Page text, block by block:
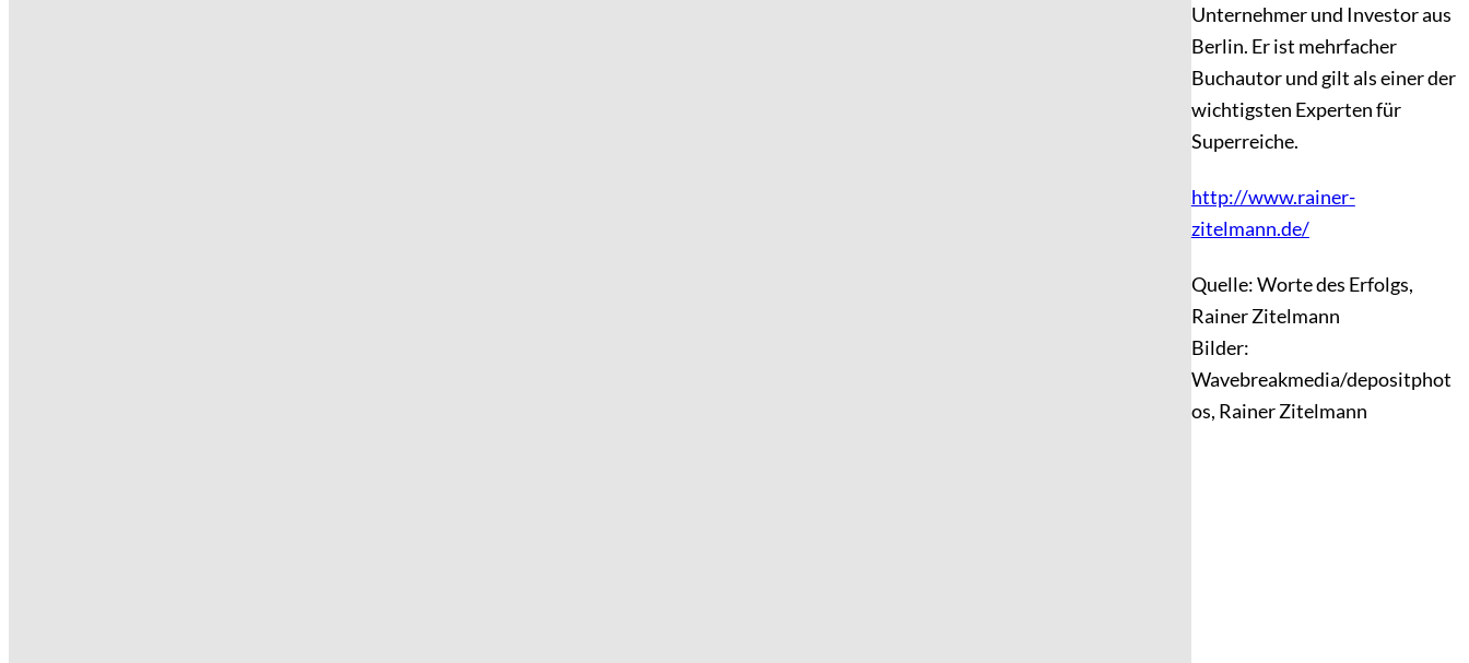
Unternehmer und Investor aus
Berlin. Er ist mehrfacher
Buchautor und gilt als einer der
wichtigsten Experten für
Superreiche.
http://www.rainer-
zitelmann.de/
Quelle: Worte des Erfolgs,
Rainer Zitelmann
Bilder:
Wavebreakmedia/depositphot
os, Rainer Zitelmann